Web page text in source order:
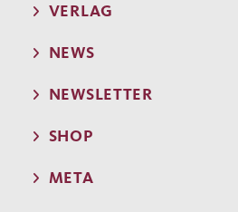
VERLAG
NEWS
NEWSLETTER
SHOP
META